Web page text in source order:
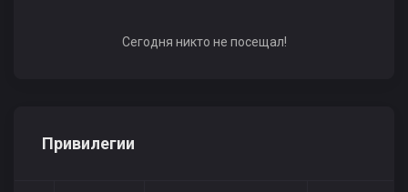
Сегодня никто не посещал!
Привилегии